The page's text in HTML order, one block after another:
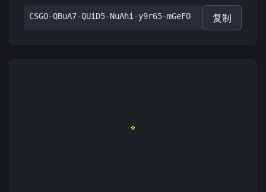
CSGO-QBuA7-QUiD5-NuAhi-y9r65-mGeFO 复制